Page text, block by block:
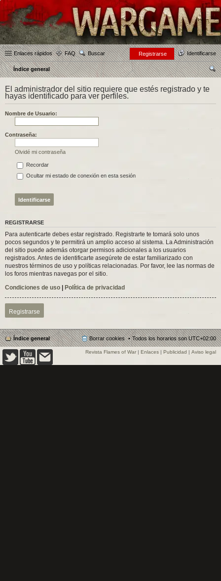
Enlaces rápidos FAQ Buscar Identificarse
Registrarse
Índice general
car
El administrador del sitio requiere que estés registrado y te
hayas identificado para ver perfiles.
Nombre de Usuario:
Contraseña:
Olvidé mi contraseña
Recordar
Ocultar mi estado de conexión en esta sesión
REGISTRARSE
Para autenticarte debes estar registrado. Registrarte te tomará solo unos
pocos segundos y te permitirá un amplio acceso al sistema. La Administración
del sitio puede además otorgar permisos adicionales a los usuarios
registrados. Antes de identificarte asegúrete de estar familiarizado con
nuestros términos de uso y políticas relacionadas. Por favor, lee las normas de
los foros mientras navegas por el sitio.
Condiciones de uso | Política de privacidad
Registrarse
Índice general Todos los horarios sonUTC+02:00
Borrar cookies
Revista Flames of War | Enlaces | Publicidad | Aviso legal